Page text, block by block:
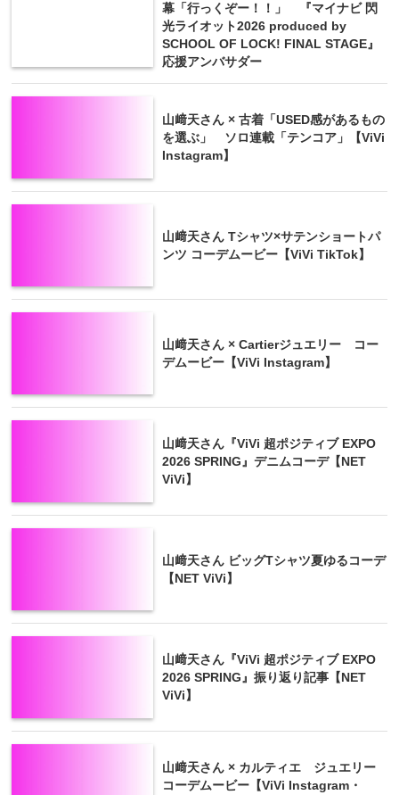
幕「行っくぞー！！」 『マイナビ 閃
光ライオット2026 produced by
SCHOOL OF LOCK! FINAL STAGE』
応援アンバサダー
山﨑天さん × 古着「USED感があるもの
を選ぶ」 ソロ連載「テンコア」【ViVi
Instagram】
山﨑天さん Tシャツ×サテンショートパ
ンツ コーデムービー【ViVi TikTok】
山﨑天さん × Cartierジュエリー コー
デムービー【ViVi Instagram】
山﨑天さん『ViVi 超ポジティブ EXPO
2026 SPRING』デニムコーデ【NET
ViVi】
山﨑天さん ビッグTシャツ夏ゆるコーデ
【NET ViVi】
山﨑天さん『ViVi 超ポジティブ EXPO
2026 SPRING』振り返り記事【NET
ViVi】
山﨑天さん × カルティエ ジュエリー
コーデムービー【ViVi Instagram・